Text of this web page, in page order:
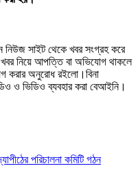
নিউজ সাইট থেকে খবর সংগ্রহ করে
নিয়ে আপত্তি বা অভিযোগ থাকলে
করার অনুরোধ রইলো।বিনা
ও ভিডিও ব্যবহার করা বেআইনি।
পরিচালনা কমিটি গঠন